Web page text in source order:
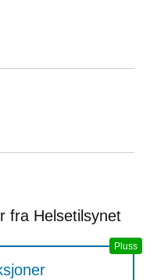
fra Helsetilsynet